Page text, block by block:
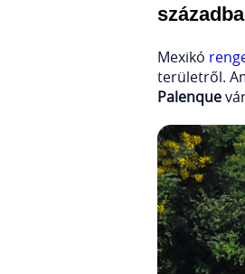
Mexikó
területről.
Palenque